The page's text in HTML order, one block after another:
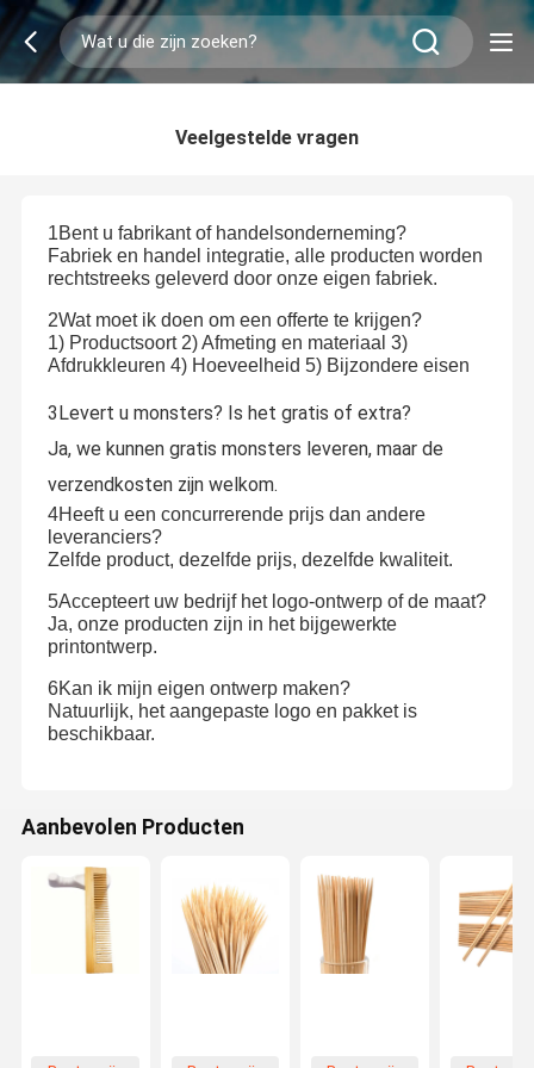
Veelgestelde vragen
1Bent u fabrikant of handelsonderneming?
Fabriek en handel integratie, alle producten worden
rechtstreeks geleverd door onze eigen fabriek.
2Wat moet ik doen om een offerte te krijgen?
1) Productsoort 2) Afmeting en materiaal 3)
Afdrukkleuren 4) Hoeveelheid 5) Bijzondere eisen
3Levert u monsters? Is het gratis of extra?
Ja, we kunnen gratis monsters leveren, maar de
verzendkosten zijn welkom.
4Heeft u een concurrerende prijs dan andere
leveranciers?
Zelfde product, dezelfde prijs, dezelfde kwaliteit.
5Accepteert uw bedrijf het logo-ontwerp of de maat?
Ja, onze producten zijn in het bijgewerkte
printontwerp.
6Kan ik mijn eigen ontwerp maken?
Natuurlijk, het aangepaste logo en pakket is
beschikbaar.
Aanbevolen Producten